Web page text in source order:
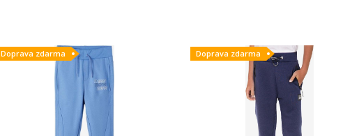
Detail produktu Detail produktu
Doprava zdarma Doprava zdarma